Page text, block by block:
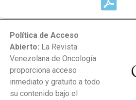
Política de Acceso
Abierto: La Revista
Venezolana de Oncología
proporciona acceso
inmediato y gratuito a todo
su contenido bajo el